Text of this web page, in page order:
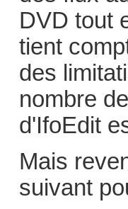
DVD tout
tient
des
nombre
d'IfoEdit
Mais
suivant